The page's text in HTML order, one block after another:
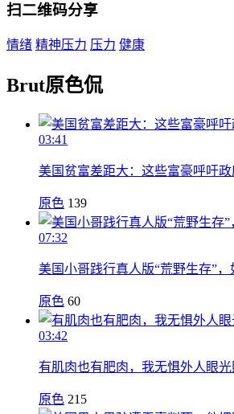
扫二维码分享
情绪 精神压力 压力 健康
Brut原色侃
03:41
美国贫富差距大：这些富豪呼吁政
原色 139
07:32
美国小哥践行真人版“荒野生存”，
原色 60
03:42
有肌肉也有肥肉，我无惧外人眼
原色 215